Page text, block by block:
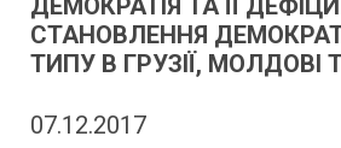
ДЕМОКРАТІЯ ТА ЇЇ
СТАНОВЛЕННЯ
ТИПУ В ГРУЗІЇ, МОЛДОВІ
07.12.2017